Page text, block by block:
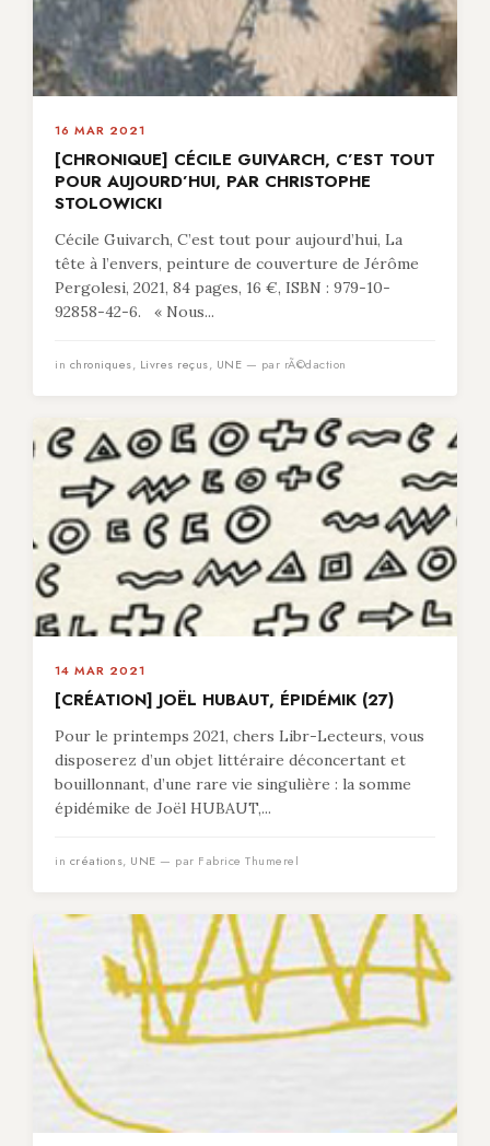
16 MAR 2021
[CHRONIQUE] CÉCILE GUIVARCH, C’EST TOUT
POUR AUJOURD’HUI, PAR CHRISTOPHE
STOLOWICKI
Cécile Guivarch, C’est tout pour aujourd’hui, La
tête à l’envers, peinture de couverture de Jérôme
Pergolesi, 2021, 84 pages, 16 €, ISBN : 979-10-
92858-42-6. « Nous...
in chroniques, Livres reçus, UNE — par rÃ©daction
14 MAR 2021
[CRÉATION] JOËL HUBAUT, ÉPIDÉMIK (27)
Pour le printemps 2021, chers Libr-Lecteurs, vous
disposerez d’un objet littéraire déconcertant et
bouillonnant, d’une rare vie singulière : la somme
épidémike de Joël HUBAUT,...
in créations, UNE — par Fabrice Thumerel